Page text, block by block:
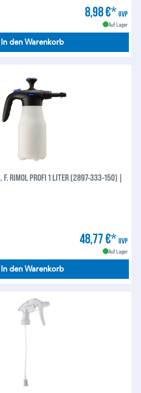
8,98 €* UVP
Auf Lager
In den Warenkorb
F. RIMOL PROFI 1 LITER (2897-333-150) |
48,77 €* UVP
Auf Lager
In den Warenkorb